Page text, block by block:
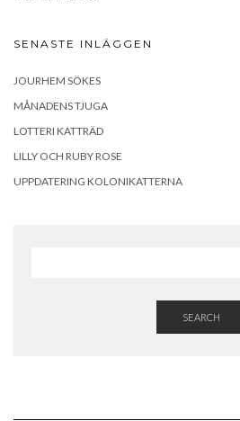
SENASTE INLÄGGEN
JOURHEM SÖKES
MÅNADENS TJUGA
LOTTERI KATTRÄD
LILLY OCH RUBY ROSE
UPPDATERING KOLONIKATTERNA
SEARCH